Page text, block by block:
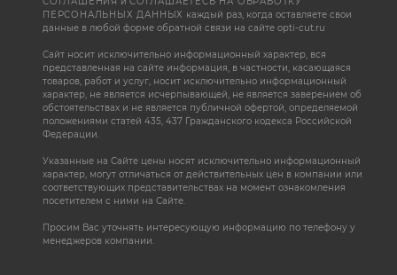
ПЕРСОНАЛЬНЫХ ДАННЫХ каждый раз, когда оставляете свои
данные в любой форме обратной связи на сайте opti-cut.ru
Сайт носит исключительно информационный характер, вся
представленная на сайте информация, в частности, касающаяся
товаров, работ и услуг, носит исключительно информационный
характер, не является исчерпывающей, не является заверением об
обстоятельствах и не является публичной офертой, определяемой
положениями статей 435, 437 Гражданского кодекса Российской
Федерации.
Указанные на Сайте цены носят исключительно информационный
характер, могут отличаться от действительных цен в компании или
соответствующих представительствах на момент ознакомления
посетителем с ними на Сайте.
Просим Вас уточнять интересующую информацию по телефону у
менеджеров компании.